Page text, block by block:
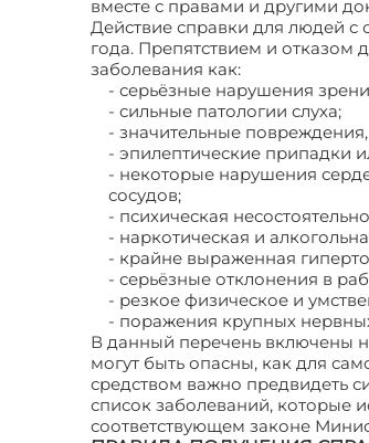
вместе с правами и другими
Действие справки для людей с
года. Препятствием и отказом
заболевания как:
- серьёзные нарушения
- сильные патологии слуха;
- значительные
- эпилептические припадки
- некоторые нарушения
сосудов;
- психическая
- наркотическая и
- крайне выраженная
- серьёзные отклонения в
- резкое физическое и
- поражения крупных
В данный перечень включены
могут быть опасны, как для
средством важно предвидеть
список заболеваний, которые
соответствующем законе